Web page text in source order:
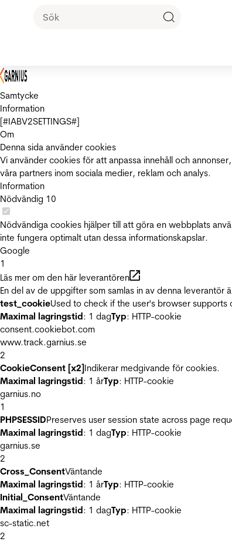
Samtycke
Information
[#IABV2SETTINGS#]
Om
Denna sida använder cookies
Vi använder cookies för att anpassa innehåll och
våra partners inom sociala medier, reklam och analys.
Information
Nödvändig 10
Nödvändiga cookies hjälper till att göra en webbplats
inte fungera optimalt utan dessa informationskapslar.
Google
1
Läs mer om den här leverantören
En del av de uppgifter som samlas in av denna
test_cookieUsed to check if the user's browser supports
Maximal lagringstid: 1 dagTyp: HTTP-cookie
consent.cookiebot.com
www.track.garnius.se
2
CookieConsent [x2]Indikerar medgivande för cookies.
Maximal lagringstid: 1 årTyp: HTTP-cookie
garnius.no
1
PHPSESSIDPreserves user session state across page
Maximal lagringstid: 1 dagTyp: HTTP-cookie
garnius.se
2
Cross_ConsentVäntande
Maximal lagringstid: 1 årTyp: HTTP-cookie
Initial_ConsentVäntande
Maximal lagringstid: 1 dagTyp: HTTP-cookie
sc-static.net
2